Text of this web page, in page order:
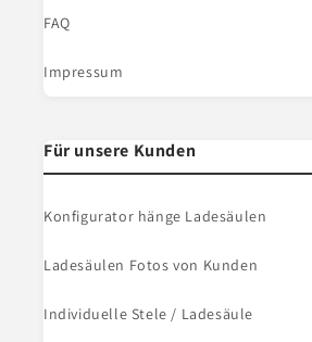
FAQ
Impressum
Für unsere Kunden
Konfigurator hänge Ladesäulen
Ladesäulen Fotos von Kunden
Individuelle Stele / Ladesäule